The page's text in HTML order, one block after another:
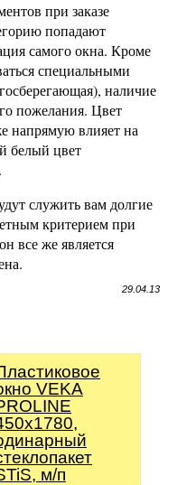
при заказе
попадают
самого окна. Кроме
специальными
наличие
пожелания. Цвет
напрямую влияет на
белый цвет
служить вам долгие
критерием при
все же является
29.04.13
VEKA
м/п